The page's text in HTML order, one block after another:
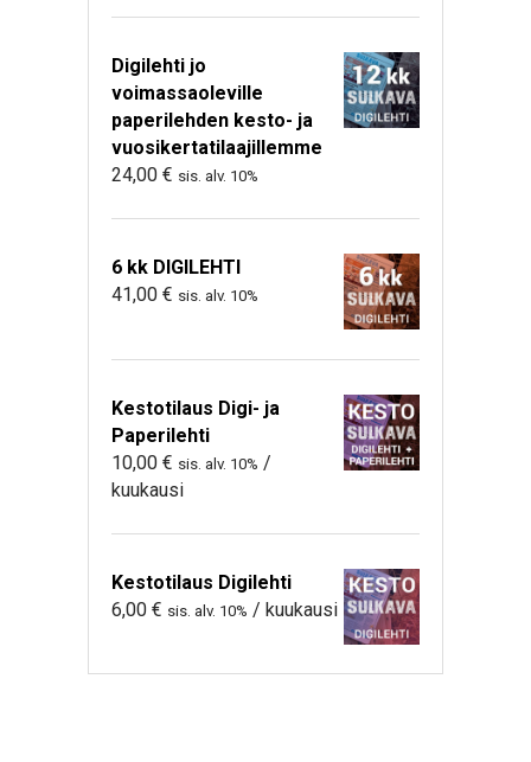
Digilehti jo
voimassaoleville
paperilehden kesto- ja
vuosikertatilaajillemme
24,00 € sis. alv. 10%
6 kk DIGILEHTI
41,00 € sis. alv. 10%
Kestotilaus Digi- ja
Paperilehti
10,00 € sis. alv. 10% /
kuukausi
Kestotilaus Digilehti
6,00 € sis. alv. 10% / kuukausi